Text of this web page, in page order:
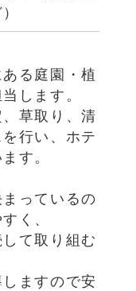
る庭園・植
します。
草取り、清
行い、ホテ
す。
っているの
く、
て取り組む
ますので安